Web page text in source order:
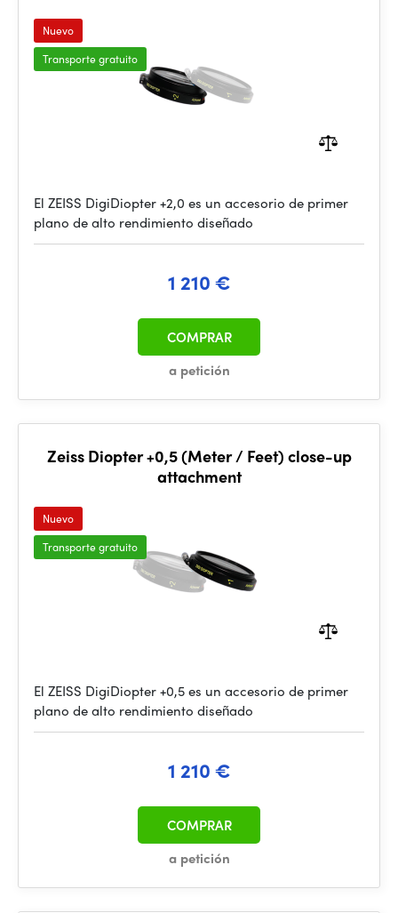
Nuevo
Transporte gratuito
El ZEISS DigiDiopter +2,0 es un accesorio de primer
plano de alto rendimiento diseñado
1 210 €
a petición
COMPRAR
Zeiss Diopter +0,5 (Meter / Feet) close-up
attachment
Nuevo
Transporte gratuito
El ZEISS DigiDiopter +0,5 es un accesorio de primer
plano de alto rendimiento diseñado
1 210 €
a petición
COMPRAR